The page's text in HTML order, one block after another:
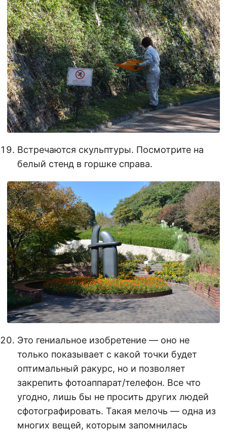
Встречаются скульптуры. Посмотрите на
белый стенд в горшке справа.
Это гениальное изобретение — оно не
только показывает с какой точки будет
оптимальный ракурс, но и позволяет
закрепить фотоаппарат/телефон. Все что
угодно, лишь бы не просить других людей
сфотографировать. Такая мелочь — одна из
многих вещей, которым запомнилась